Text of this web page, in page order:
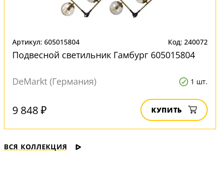
Артикул: 605015804 Код: 240072
Подвесной светильник Гамбург 605015804
DeMarkt (Германия) 1 шт.
9 848 ₽ КУПИТЬ
ВСЯ КОЛЛЕКЦИЯ